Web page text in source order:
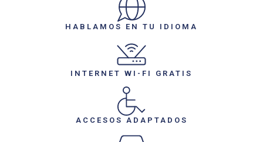
HABLAMOS EN TU IDIOMA
INTERNET WI-FI GRATIS
ACCESOS ADAPTADOS